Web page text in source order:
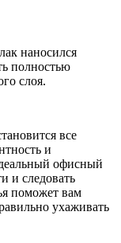
наносился
полностью
слоя.
все
и
офисный
и следовать
поможет вам
ухаживать